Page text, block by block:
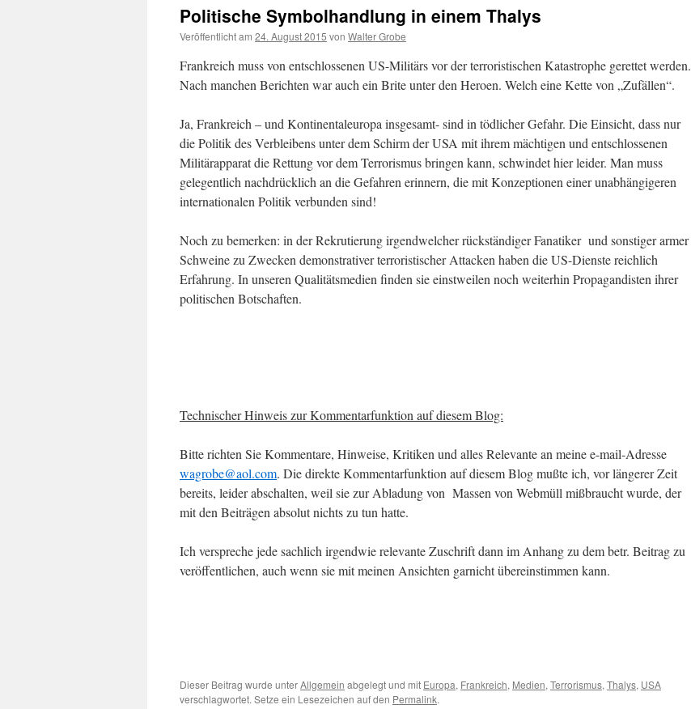
Politische Symbolhandlung in einem Thalys
Veröffentlicht am 24. August 2015 von Walter Grobe
Frankreich muss von entschlossenen US-Militärs vor der terroristischen Katastrophe gerettet werden.
Nach manchen Berichten war auch ein Brite unter den Heroen. Welch eine Kette von „Zufällen“.
Ja, Frankreich – und Kontinentaleuropa insgesamt- sind in tödlicher Gefahr. Die Einsicht, dass nur
die Politik des Verbleibens unter dem Schirm der USA mit ihrem mächtigen und entschlossenen
Militärapparat die Rettung vor dem Terrorismus bringen kann, schwindet hier leider. Man muss
gelegentlich nachdrücklich an die Gefahren erinnern, die mit Konzeptionen einer unabhängigeren
internationalen Politik verbunden sind!
Noch zu bemerken: in der Rekrutierung irgendwelcher rückständiger Fanatiker und sonstiger armer
Schweine zu Zwecken demonstrativer terroristischer Attacken haben die US-Dienste reichlich
Erfahrung. In unseren Qualitätsmedien finden sie einstweilen noch weiterhin Propagandisten ihrer
politischen Botschaften.
Technischer Hinweis zur Kommentarfunktion auf diesem Blog:
Bitte richten Sie Kommentare, Hinweise, Kritiken und alles Relevante an meine e-mail-Adresse
wagrobe@aol.com. Die direkte Kommentarfunktion auf diesem Blog mußte ich, vor längerer Zeit
bereits, leider abschalten, weil sie zur Abladung von Massen von Webmüll mißbraucht wurde, der
mit den Beiträgen absolut nichts zu tun hatte.
Ich verspreche jede sachlich irgendwie relevante Zuschrift dann im Anhang zu dem betr. Beitrag zu
veröffentlichen, auch wenn sie mit meinen Ansichten garnicht übereinstimmen kann.
Dieser Beitrag wurde unterAllgemein abgelegt und mit Europa, Frankreich, Medien, Terrorismus, Thalys, USA
verschlagwortet. Setze ein Lesezeichen auf den Permalink.